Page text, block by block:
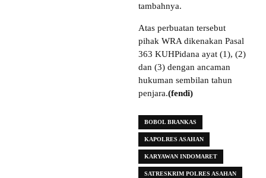
tambahnya.
Atas perbuatan tersebut
pihak WRA dikenakan Pasal
363 KUHPidana ayat (1), (2)
dan (3) dengan ancaman
hukuman sembilan tahun
penjara.(fendi)
BOBOL BRANKAS
KAPOLRES ASAHAN
KARYAWAN INDOMARET
SATRESKRIM POLRES ASAHAN